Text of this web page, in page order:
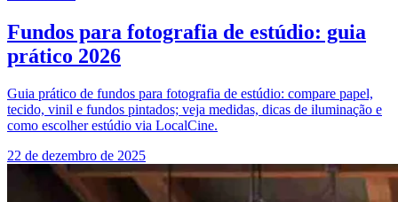
Fundos para fotografia de estúdio: guia
prático 2026
Guia prático de fundos para fotografia de estúdio: compare papel,
tecido, vinil e fundos pintados; veja medidas, dicas de iluminação e
como escolher estúdio via LocalCine.
22 de dezembro de 2025